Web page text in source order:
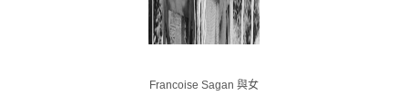
Francoise Sagan 與女